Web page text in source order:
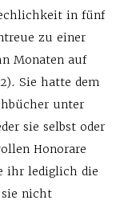
in fünf
zu einer
Monaten auf
Sie hatte dem
unter
sie selbst oder
Honorare
ihr lediglich die
sie nicht